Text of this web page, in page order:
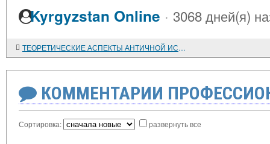
Kyrgyzstan Online · 3068 дней(я)
ТЕОРЕТИЧЕСКИЕ АСПЕКТЫ АНТИЧНОЙ ИСТОРИОГРАФИИ
КОММЕНТАРИИ
Сортировка: развернуть все